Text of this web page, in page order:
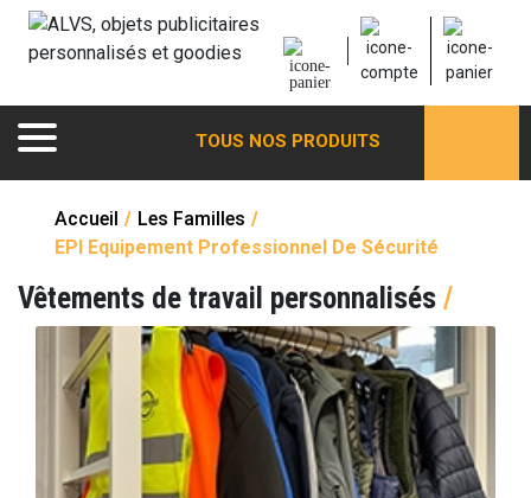
TOUS NOS PRODUITS
Accueil / Les Familles /
EPI Equipement Professionnel De Sécurité
Vêtements de travail personnalisés /